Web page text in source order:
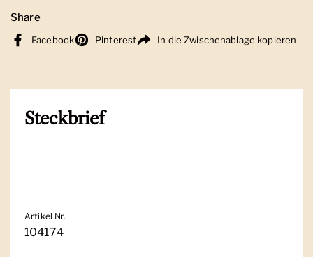
Share
Facebook Pinterest In die Zwischenablage kopieren
Steckbrief
Artikel Nr.
104174